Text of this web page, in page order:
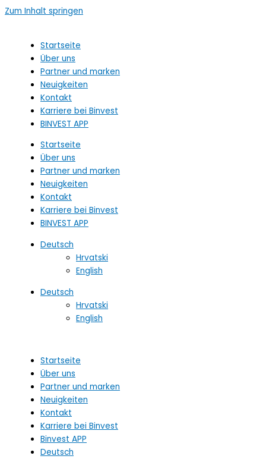
Zum Inhalt springen
Startseite
Über uns
Partner und marken
Neuigkeiten
Kontakt
Karriere bei Binvest
BINVEST APP
Startseite
Über uns
Partner und marken
Neuigkeiten
Kontakt
Karriere bei Binvest
BINVEST APP
Deutsch
Hrvatski
English
Deutsch
Hrvatski
English
Startseite
Über uns
Partner und marken
Neuigkeiten
Kontakt
Karriere bei Binvest
Binvest APP
Deutsch